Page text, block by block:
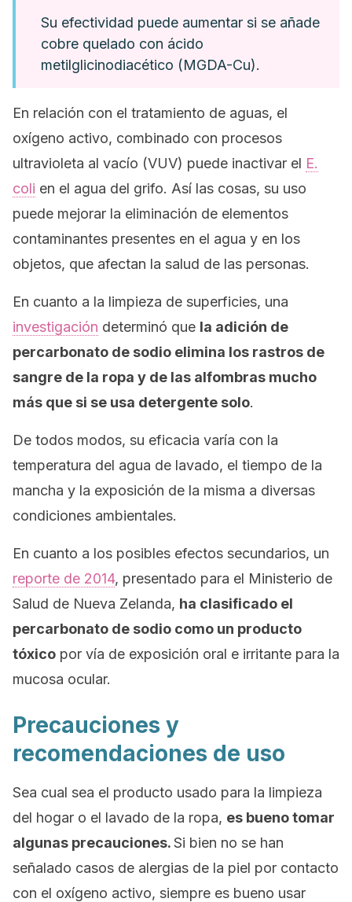
Su efectividad puede aumentar si se añade
cobre quelado con ácido
metilglicinodiacético (MGDA-Cu).
En relación con el tratamiento de aguas, el
oxígeno activo, combinado con procesos
ultravioleta al vacío (VUV) puede inactivar el E.
coli en el agua del grifo. Así las cosas, su uso
puede mejorar la eliminación de elementos
contaminantes presentes en el agua y en los
objetos, que afectan la salud de las personas.
En cuanto a la limpieza de superficies, una
investigación determinó que la adición de
percarbonato de sodio elimina los rastros de
sangre de la ropa y de las alfombras mucho
más que si se usa detergente solo.
De todos modos, su eficacia varía con la
temperatura del agua de lavado, el tiempo de la
mancha y la exposición de la misma a diversas
condiciones ambientales.
En cuanto a los posibles efectos secundarios, un
reporte de 2014, presentado para el Ministerio de
Salud de Nueva Zelanda, ha clasificado el
percarbonato de sodio como un producto
tóxico por vía de exposición oral e irritante para la
mucosa ocular.
Precauciones y
recomendaciones de uso
Sea cual sea el producto usado para la limpieza
del hogar o el lavado de la ropa, es bueno tomar
algunas precauciones.Si bien no se han
señalado casos de alergias de la piel por contacto
con el oxígeno activo, siempre es bueno usar